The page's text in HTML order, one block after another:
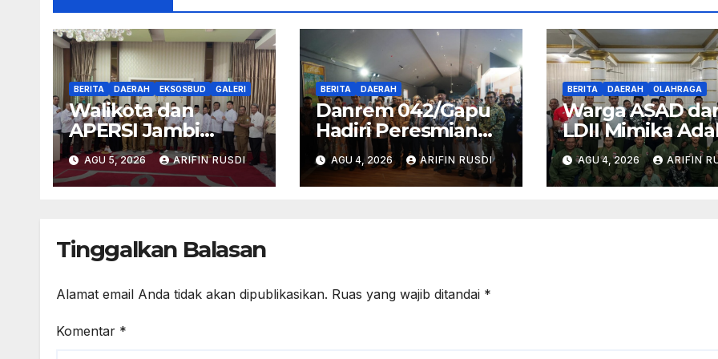
BERITA DAERAH EKSOSBUD GALERI
Walikota dan
APERSI Jambi
Satukan Langkah,
Percepat Realisasi
Program 3 Juta
AGU 5, 2026 ARIFIN RUSDI
BERITA DAERAH
Danrem 042/Gapu
Hadiri Peresmian
Museum Sriwijaya
Dharmakirti oleh
Menteri
AGU 4, 2026 ARIFIN RUSDI
BERITA DAERAH OLAHRAGA
Warga ASAD
LDII Mimika
Latihan Rutin di
Bulan Agustus
AGU 4, 2026 ARIFIN
Tinggalkan Balasan
Alamat email Anda tidak akan dipublikasikan. Ruas yang wajib ditandai *
Komentar *